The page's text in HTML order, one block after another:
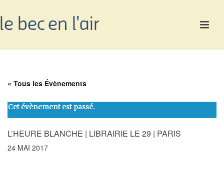
« Tous les Évènements
Cet évènement est passé.
L’HEURE BLANCHE | LIBRAIRIE LE 29 | PARIS
24 MAI 2017